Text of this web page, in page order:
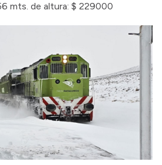
mts. de altura: $ 229000